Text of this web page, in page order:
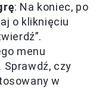
: Na koniec, po
o kliknięciu
menu
Sprawdź, czy
w